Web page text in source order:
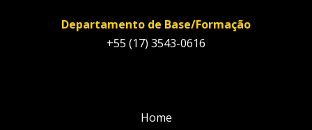
Departamento de Base/Formação
+55 (17) 3543-0616
Home